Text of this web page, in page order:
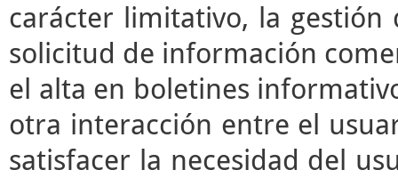
carácter limitativo, la
solicitud de información
el alta en boletines
otra interacción entre el
satisfacer la necesidad del